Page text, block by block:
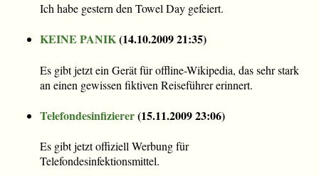
Ich habe gestern den Towel Day gefeiert.
KEINE PANIK(14.10.2009 21:35)
Es gibt jetzt ein Gerät für offline-Wikipedia, das sehr stark
an einen gewissen fiktiven Reiseführer erinnert.
Telefondesinfizierer(15.11.2009 23:06)
Es gibt jetzt offiziell Werbung für
Telefondesinfektionsmittel.